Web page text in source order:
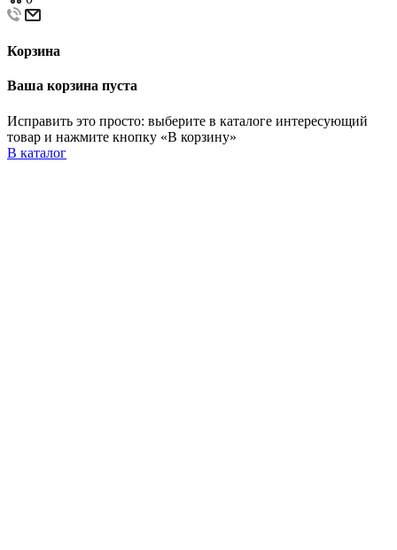
Корзина
Ваша корзина пуста
Исправить это просто: выберите в каталоге интересующий
товар и нажмите кнопку «В корзину»
В каталог